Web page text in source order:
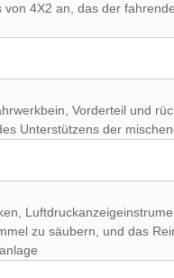
4X2 an, das der
Vorderteil und
Unterstützens der
zu säubern, und das